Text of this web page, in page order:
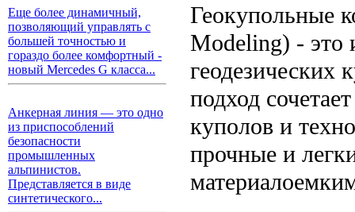
Еще более динамичный,
позволяющий управлять с
большей точностью и
гораздо более комфортный -
новый Mercedes G класса...
Анкерная линия — это одно
из приспособлений
безопасности
промышленных
альпинистов.
Представляется в виде
синтетического...
Геокупольные
Modeling) - это
геодезических
подход
куполов и
прочные и